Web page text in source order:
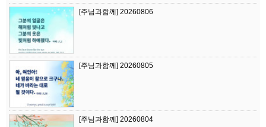
[주님과함께] 20260806
[주님과함께] 20260805
[주님과함께] 20260804